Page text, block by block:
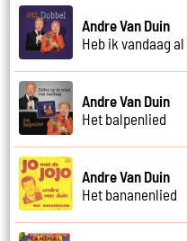
Andre Van Duin
Heb ik vandaag
Andre Van Duin
Het balpenlied
Andre Van Duin
Het bananenlied